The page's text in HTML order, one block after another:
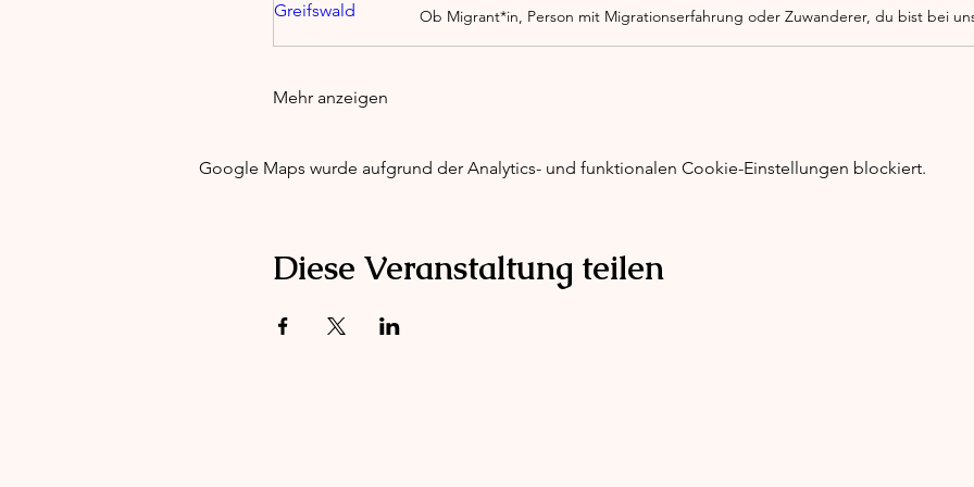
Mehr anzeigen
Google Maps wurde aufgrund der Analytics- und funktionalen Cookie-Einstellungen blockiert.
Diese Veranstaltung teilen